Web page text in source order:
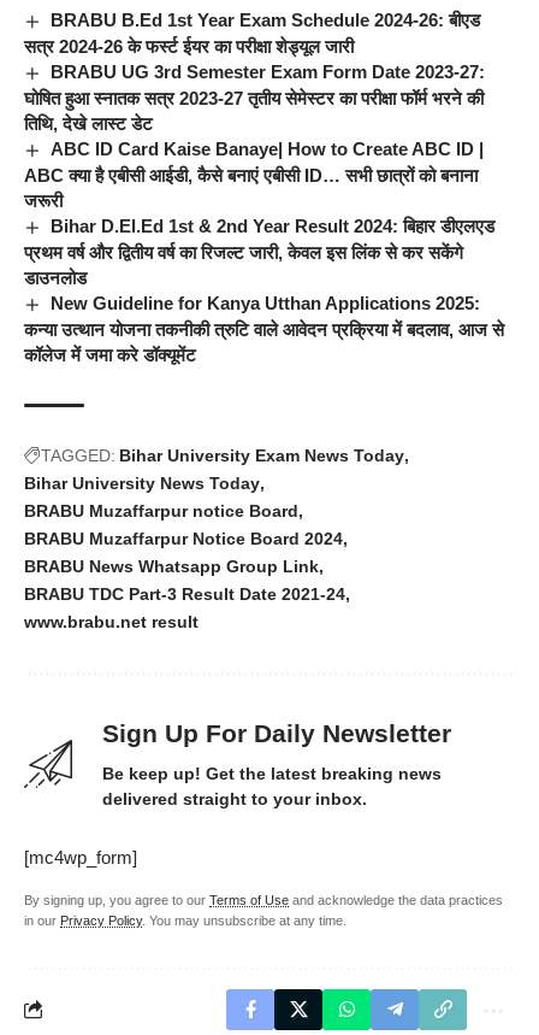
BRABU B.Ed 1st Year Exam Schedule 2024-26: बीएड
सत्र 2024-26 के फर्स्ट ईयर का परीक्षा शेड्यूल जारी
BRABU UG 3rd Semester Exam Form Date 2023-27:
घोषित हुआ स्नातक सत्र 2023-27 तृतीय सेमेस्टर का परीक्षा फॉर्म भरने की
तिथि, देखे लास्ट डेट
ABC ID Card Kaise Banaye| How to Create ABC ID |
ABC क्या है एबीसी आईडी, कैसे बनाएं एबीसी ID… सभी छात्रों को बनाना
जरूरी
Bihar D.El.Ed 1st & 2nd Year Result 2024: बिहार डीएलएड
प्रथम वर्ष और द्वितीय वर्ष का रिजल्ट जारी, केवल इस लिंक से कर सकेंगे
डाउनलोड
New Guideline for Kanya Utthan Applications 2025:
कन्या उत्थान योजना तकनीकी त्रुटि वाले आवेदन प्रक्रिया में बदलाव, आज से
कॉलेज में जमा करे डॉक्यूमेंट
TAGGED: Bihar University Exam News Today
Bihar University News Today
BRABU Muzaffarpur notice Board
BRABU Muzaffarpur Notice Board 2024
BRABU News Whatsapp Group Link
BRABU TDC Part-3 Result Date 2021-24
www.brabu.net result
Sign Up For Daily Newsletter
Be keep up! Get the latest breaking news
delivered straight to your inbox.
[mc4wp_form]
By signing up, you agree to our Terms of Use and acknowledge the data practices
in our Privacy Policy. You may unsubscribe at any time.